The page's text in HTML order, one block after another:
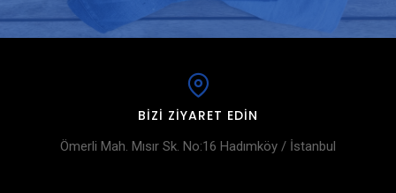
BIZI ZIYARET EDIN
Ömerli Mah. Mısır Sk. No:16 Hadımköy / İstanbul